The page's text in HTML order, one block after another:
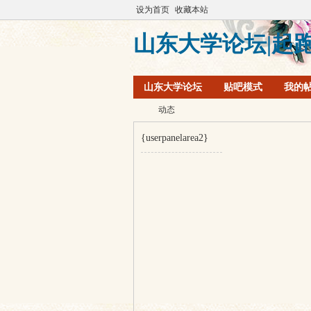
设为首页 收藏本站
山东大学论坛|起
山东大学论坛 贴吧模式 我的
动态
{userpanelarea2}